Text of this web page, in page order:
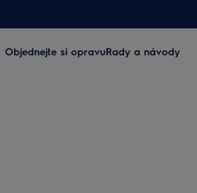
Objednejte si opravuRady a návody